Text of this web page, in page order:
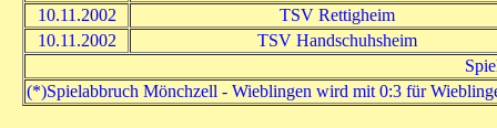
10.11.2002
TSV Rettigheim
10.11.2002
TSV Handschuhsheim
(*)Spielabbruch Mönchzell - Wieblingen wird mit 0:3 für